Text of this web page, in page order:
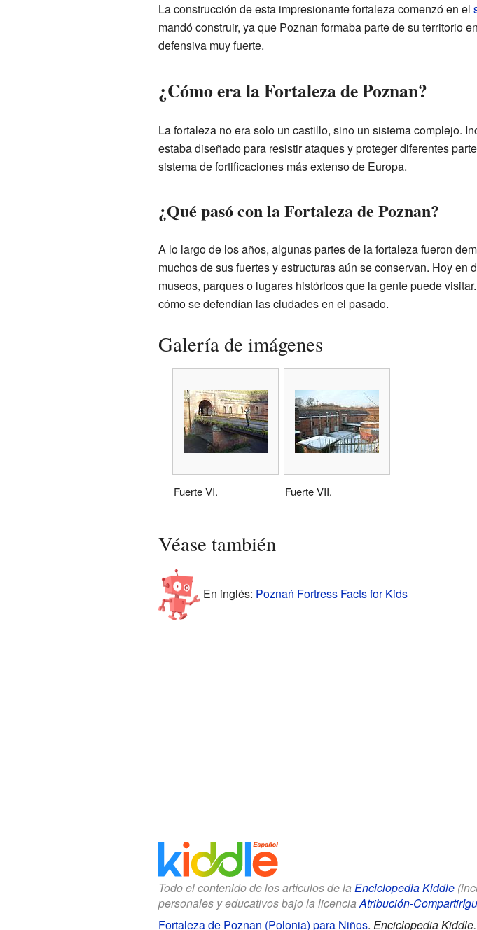
La construcción de esta impresionante fortaleza comenzó en el
mandó construir, ya que Poznan formaba parte de su territorio
defensiva muy fuerte.
¿Cómo era la Fortaleza de Poznan?
La fortaleza no era solo un castillo, sino un sistema complejo.
estaba diseñado para resistir ataques y proteger diferentes
sistema de fortificaciones más extenso de Europa.
¿Qué pasó con la Fortaleza de Poznan?
A lo largo de los años, algunas partes de la fortaleza fueron
muchos de sus fuertes y estructuras aún se conservan. Hoy
museos, parques o lugares históricos que la gente puede
cómo se defendían las ciudades en el pasado.
Galería de imágenes
Fuerte VI. Fuerte VII.
Véase también
En inglés: Poznań Fortress Facts for Kids
Todo el contenido de los artículos de la Enciclopedia Kiddle
personales y educativos bajo la licencia Atribución-
Fortaleza de Poznan (Polonia) para Niños. Enciclopedia Kiddle.